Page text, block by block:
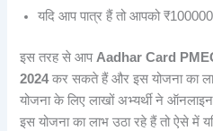
यदि आप पात्र हैं तो आपको
इस तरह से आप Aadhar Card
2024कर सकते हैं और इस योजना का
योजना के लिए लाखों अभ्यर्थी ने
इस योजना का लाभ उठा रहे हैं तो ऐसे में